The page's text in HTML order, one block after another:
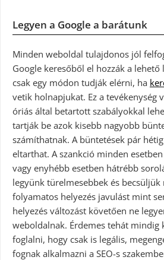
Legyen a Google a barátunk
Minden weboldal tulajdonos jól
Google keresőből el hozzák a
csak egy módon tudják elérni, ha
vetik holnapjukat. Ez a tevékenység
óriás által betartott szabályokkal
tartják be azok kisebb nagyobb
számíthatnak. A büntetések pár
eltarthat. A szankció minden
vagy enyhébb esetben hátrébb
legyünk türelmesebbek és becsüljük
folyamatos helyezés javulást mint
helyezés változást követően ne
weboldalnak. Érdemes tehát mindig
foglalni, hogy csak is legális,
fognak alkalmazni a SEO-s